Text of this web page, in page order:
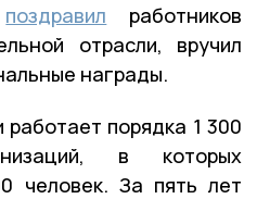
поздравил работников
отрасли, вручил
награды.
порядка 1 300
в которых
человек. За пять лет